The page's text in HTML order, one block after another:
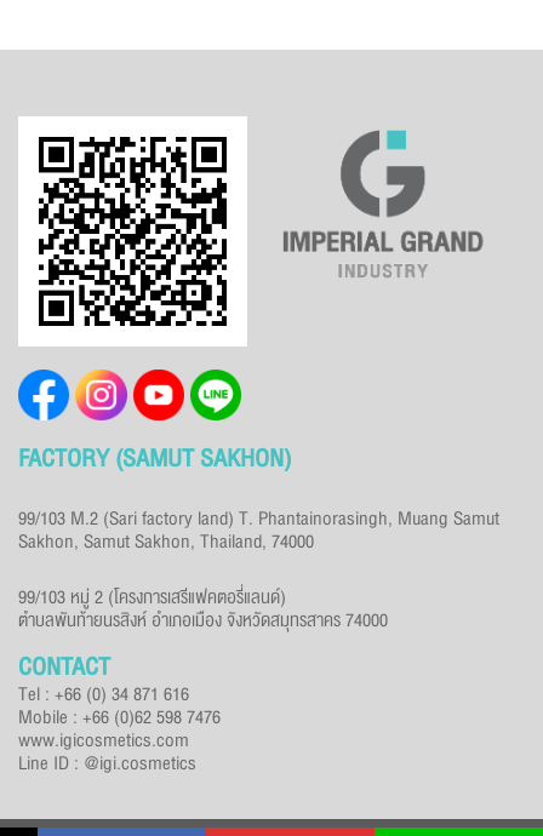
FACTORY (SAMUT SAKHON)
99/103 M.2 (Sari factory land) T. Phantainorasingh, Muang Samut
Sakhon, Samut Sakhon, Thailand, 74000
99/103 หมู่ 2 (โครงการเสรีแฟคตอรี่แลนด์)
ตำบลพันท้ายนรสิงห์ อำเภอเมือง จังหวัดสมุทรสาคร 74000
CONTACT
Tel : +66 (0) 34 871 616
Mobile : +66 (0)62 598 7476
www.igicosmetics.com
Line ID : @igi.cosmetics